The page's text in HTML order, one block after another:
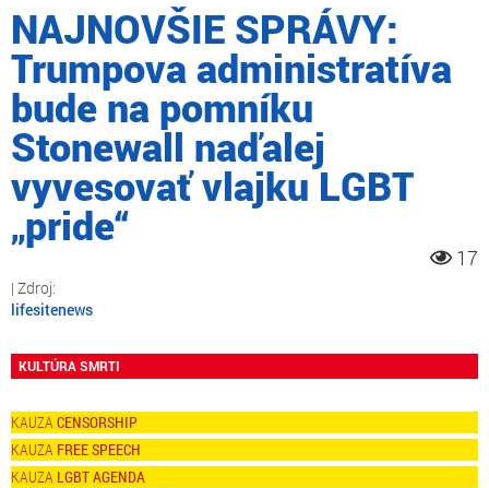
NAJNOVŠIE SPRÁVY:
Trumpova administratíva
bude na pomníku
Stonewall naďalej
vyvesovať vlajku LGBT
„pride“
17
lifesitenews
KULTÚRA SMRTI
CENSORSHIP
FREE SPEECH
LGBT AGENDA